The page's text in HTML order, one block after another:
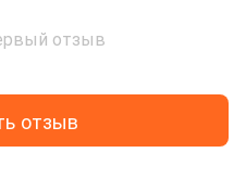
отзыв
отзыв